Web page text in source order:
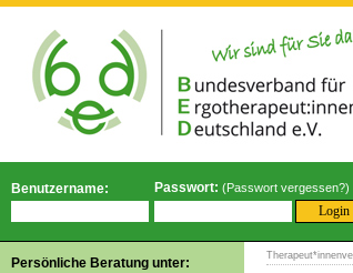
Benutzername: Passwort: (Passwort vergessen?)
Persönliche Beratung unter: